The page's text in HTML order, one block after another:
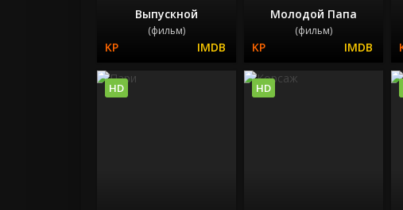
Выпускной
(фильм)
Молодой Папа
(фильм)
HD HD